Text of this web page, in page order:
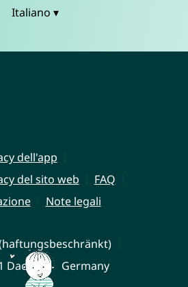
Italiano ▾
dell'app
del sito web
FAQ
Note legali
Dachau Germany